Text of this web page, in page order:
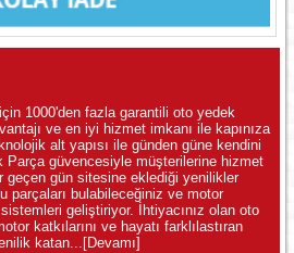
1000'den fazla garantili oto yedek
ve en iyi hizmet imkanı ile kapınıza
alt yapısı ile günden güne kendini
Parça güvencesiyle müşterilerine hizmet
geçen gün sitesine eklediği yenilikler
parçaları bulabileceğiniz ve motor
geliştiriyor. İhtiyacınız olan oto
katkılarını ve hayatı farklılastıran
katan... [Devamı]